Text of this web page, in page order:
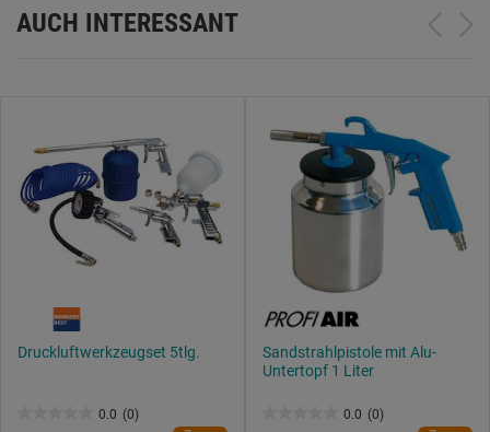
AUCH INTERESSANT
Druckluftwerkzeugset 5tlg.
0.0 (0)
Sandstrahlpistole mit Alu-
Untertopf 1 Liter
0.0 (0)